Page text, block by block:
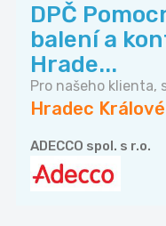
DPČ
balení a
Hrade...
Pro našeho klienta,
Hradec Králové
ADECCO spol. s r.o.